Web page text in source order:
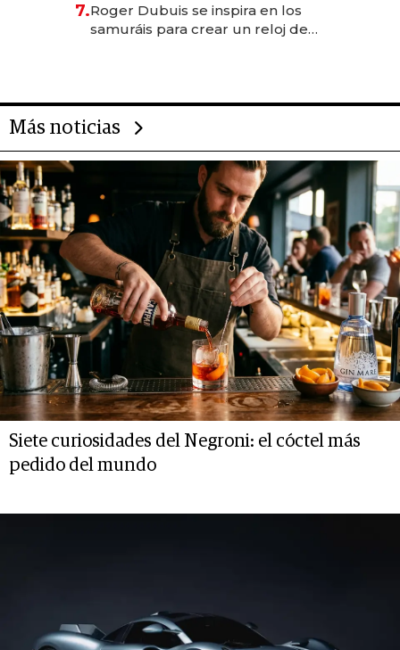
rol de la IA
7.Roger Dubuis se inspira en los
samuráis para crear un reloj de
Más noticias
Siete curiosidades del Negroni: el cóctel más
pedido del mundo